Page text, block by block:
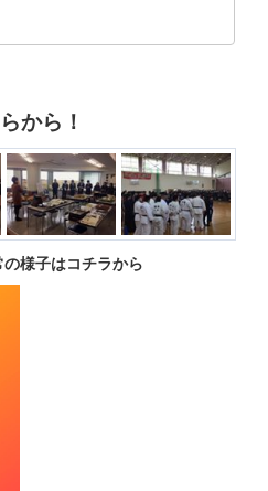
から！
様子はコチラから